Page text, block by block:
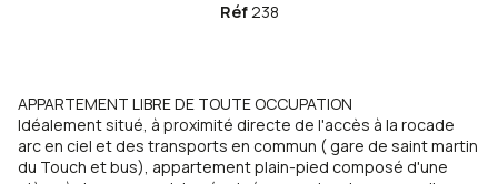
Réf238
APPARTEMENT LIBRE DE TOUTE OCCUPATION
Idéalement situé, à proximité directe de l'accès à la rocade
arc en ciel et des transports en commun ( gare de saint martin
du Touch et bus), appartement plain-pied composé d'une